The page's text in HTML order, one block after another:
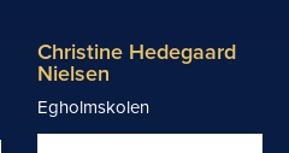
Christine Hedegaard
Nielsen
Egholmskolen